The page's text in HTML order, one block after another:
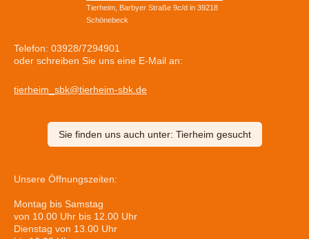
Tierheim, Barbyer Straße 9c/d in 39218
Schönebeck
Telefon: 03928/7294901
oder schreiben Sie uns eine E-Mail an:
tierheim_sbk@tierheim-sbk.de
Sie finden uns auch unter: Tierheim gesucht
Unsere Öffnungszeiten:
Montag bis Samstag
von 10.00 Uhr bis 12.00 Uhr
Dienstag von 13.00 Uhr